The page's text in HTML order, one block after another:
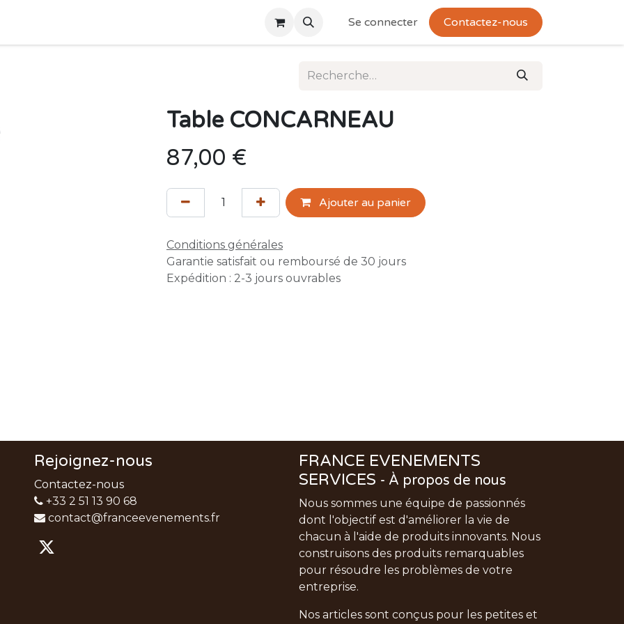
Se connecter Contactez-nous
Table CONCARNEAU
87,00 €
Ajouter au panier
Conditions générales
Garantie satisfait ou remboursé de 30 jours
Expédition : 2-3 jours ouvrables
Rejoignez-nous
Contactez-nous
+33 2 51 13 90 68
contact@franceevenements.fr
FRANCE EVENEMENTS
SERVICES - À propos de nous
Nous sommes une équipe de passionnés
dont l'objectif est d'améliorer la vie de
chacun à l'aide de produits innovants. Nous
construisons des produits remarquables
pour résoudre les problèmes de votre
entreprise.
Nos articles sont conçus pour les petites et